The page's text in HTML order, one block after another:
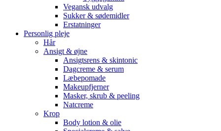
Vegansk udvalg
Sukker & sødemidler
Erstatninger
Personlig pleje
Hår
Ansigt & øjne
Ansigtsrens & skintonic
Dagcreme & serum
Læbepomade
Makeupfjerner
Masker, skrub & peeling
Natcreme
Krop
Body lotion & olie